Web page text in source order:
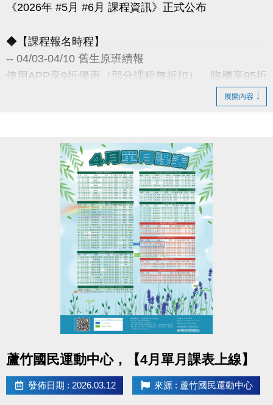
《2026年 #5月 #6月 課程資訊》正式公布
◆【課程報名時程】
-- 04/03-04/10 舊生原班續報
使用APP享9折優惠（部分課程無折扣），臨櫃享95折
◆【舊生定義】
報名完整3-4月期課、4月單月課程
且開班成功，無中途退費之學員
04/11-04/30 不分新舊生
APP報名享95折優惠
04/30 前 本期臨櫃報名
《 有 加碼優惠 喔 》
同一人報名三門以上 → 88折優惠
同一人報名兩門以上 → 9折優惠
連絡資訊
-洽詢專線：03-2639066 #115、116
展開內容
蘆竹國民運動中心，【4月單月課表上線】
發佈日期 : 2026.03.12 來源 : 蘆竹國民運動中心